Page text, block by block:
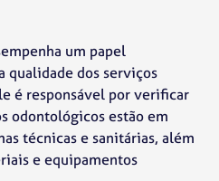
um papel
qualidade dos serviços
é responsável por verificar
odontológicos estão em
técnicas e sanitárias, além
e equipamentos